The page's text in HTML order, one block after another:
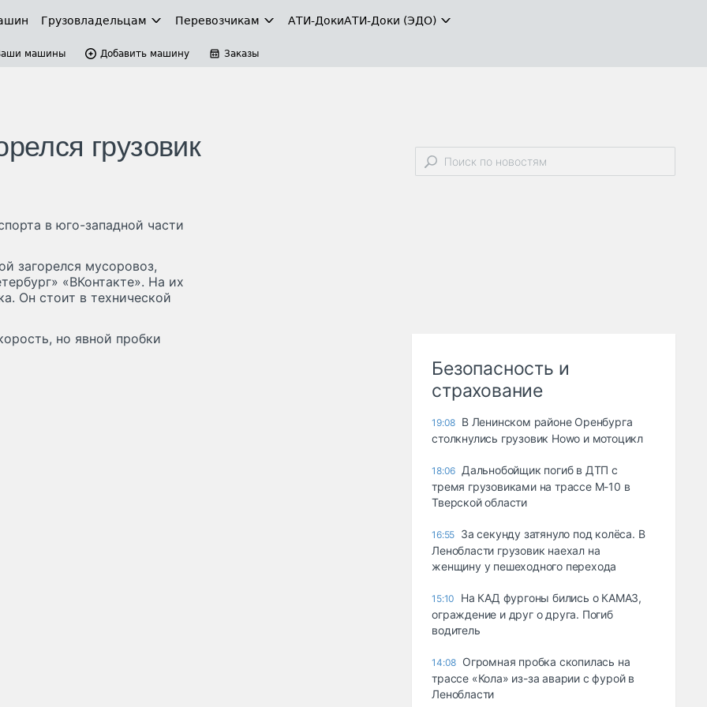
Грузовладельцам Перевозчикам АТИ-ДокиАТИ-Доки (ЭДО)
машины Добавить машину Заказы
грузовик
в юго-западной части
загорелся мусоровоз,
«ВКонтакте». На их
Он стоит в технической
но явной пробки
Безопасность и
страхование
19:08 В Ленинском районе Оренбурга
столкнулись грузовик Howo и мотоцикл
18:06 Дальнобойщик погиб в ДТП с
тремя грузовиками на трассе М-10 в
Тверской области
16:55 За секунду затянуло под колёса. В
Ленобласти грузовик наехал на
женщину у пешеходного перехода
15:10
На КАД фургоны бились о КАМАЗ,
ограждение и друг о друга. Погиб
водитель
14:08 Огромная пробка скопилась на
трассе «Кола» из-за аварии с фурой в
Ленобласти